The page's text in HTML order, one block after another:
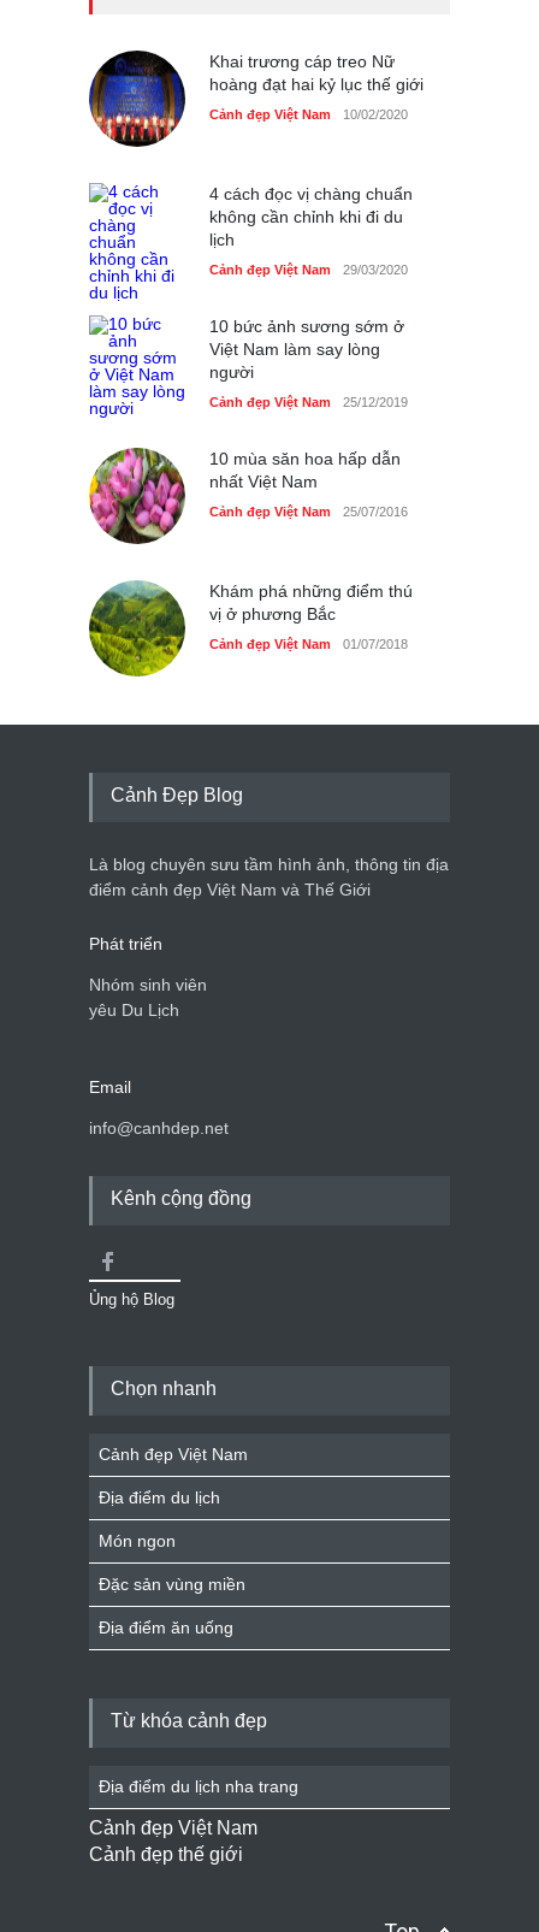
Cảnh đẹp Việt Nam 25/04/2020
Nhiều hoạt động tôn vinh
Khai trương cáp treo Nữ
hoàng đạt hai kỷ lục thế giới
Cảnh đẹp Việt Nam 10/02/2020
4 cách đọc vị chàng chuẩn
không cần chỉnh khi đi du
lịch
Cảnh đẹp Việt Nam 29/03/2020
10 bức ảnh sương sớm ở
Việt Nam làm say lòng
người
Cảnh đẹp Việt Nam 25/12/2019
10 mùa săn hoa hấp dẫn
nhất Việt Nam
Cảnh đẹp Việt Nam 25/07/2016
Khám phá những điểm thú
vị ở phương Bắc
Cảnh đẹp Việt Nam 01/07/2018
Cảnh Đẹp Blog
Là blog chuyên sưu tầm hình ảnh, thông tin địa
điểm cảnh đẹp Việt Nam và Thế Giới
Phát triển
Nhóm sinh viên
yêu Du Lịch
Email
info@canhdep.net
Kênh cộng đồng
Ủng hộ Blog
Chọn nhanh
Cảnh đẹp Việt Nam
Địa điểm du lịch
Món ngon
Đặc sản vùng miền
Địa điểm ăn uống
Từ khóa cảnh đẹp
Địa điểm du lịch nha trang
Cảnh đẹp Việt Nam
Cảnh đẹp thế giới